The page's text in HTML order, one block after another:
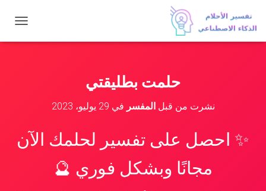
ب
ل
حلمت بطليقتي
نشرت من قبلالمفسر في 29 يوليو، 2023
✨ احصل على تفسير لحلمك الآن
مجانًا وبشكل فوري 🔮